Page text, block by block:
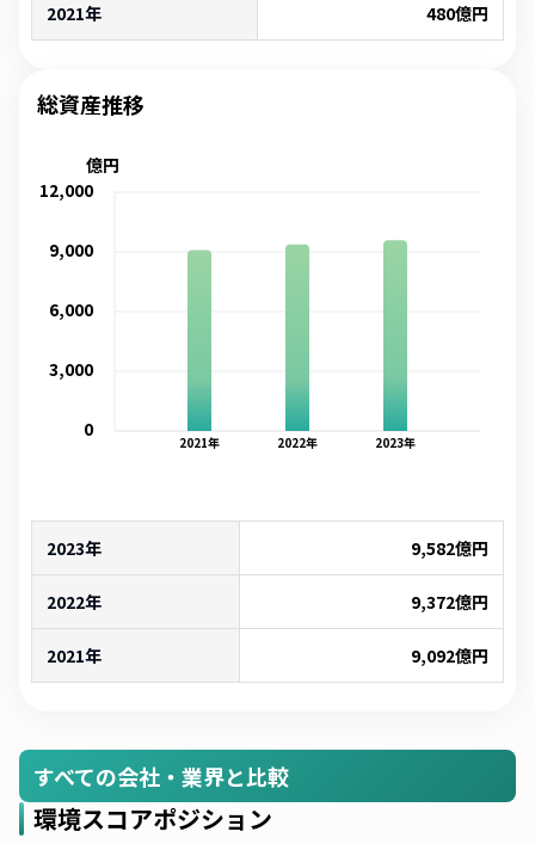
2021年 480億円
総資産推移
2021年 2022年 2023年
0
3,000
6,000
9,000
12,000
億円
2023年 9,582億円
2022年 9,372億円
2021年 9,092億円
すべての会社・業界と比較
環境スコアポジション